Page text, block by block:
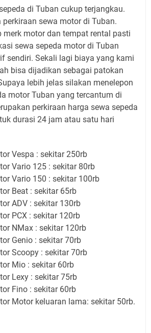
di Tuban cukup terjangkau.
sewa motor di Tuban.
merk motor dan tempat rental pasti
sewa sepeda motor di Tuban
sendiri. Sekali lagi biaya yang kami
bisa dijadikan sebagai patokan
lebih jelas silakan menelepon
motor Tuban yang tercantum di
perkiraan harga sewa sepeda
durasi 24 jam atau satu hari
Vespa : sekitar 250rb
Vario 125 : sekitar 80rb
Vario 150 : sekitar 100rb
Beat : sekitar 65rb
ADV : sekitar 130rb
PCX : sekitar 120rb
NMax : sekitar 120rb
Genio : sekitar 70rb
Scoopy : sekitar 70rb
Mio : sekitar 60rb
Lexy : sekitar 75rb
Fino : sekitar 60rb
Motor keluaran lama: sekitar 50rb.